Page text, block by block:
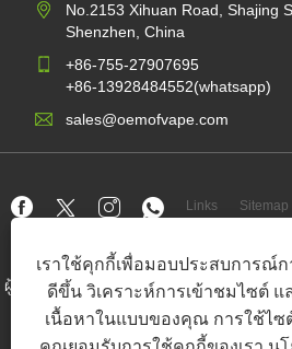
เราใช้คุกกี้เพื่อมอบประสบการณ์ก
ดีขึ้น วิเคราะห์การเข้าชมไซต์ แ
เนื้อหาในแบบของคุณ การใช้ไซ
No.2153 Xihuan Road, Shajing
Shenzhen, China
+86-755-27907695
+86-13928484552(whatsapp)
sales@oemofvape.com
Links Sitemap
ลิขสิทธิ์© 2022 APLUS Precision
ผู้ผลิตคาร์ทริดจ์จีน, อุปกรณ์พ็อดทดแทน,
OEM, บุหรี่อิเล็กทร
Nicotine Pouch Wholesaler, ผู้จำหน่ายก